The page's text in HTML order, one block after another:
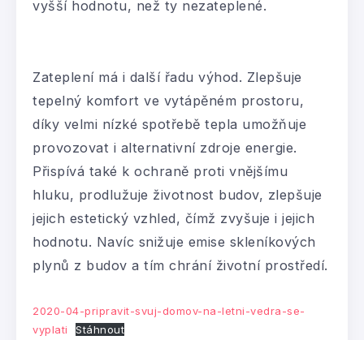
vyšší hodnotu, než ty nezateplené.
Zateplení má i další řadu výhod. Zlepšuje
tepelný komfort ve vytápěném prostoru,
díky velmi nízké spotřebě tepla umožňuje
provozovat i alternativní zdroje energie.
Přispívá také k ochraně proti vnějšímu
hluku, prodlužuje životnost budov, zlepšuje
jejich estetický vzhled, čímž zvyšuje i jejich
hodnotu. Navíc snižuje emise skleníkových
plynů z budov a tím chrání životní prostředí.
2020-04-pripravit-svuj-domov-na-letni-vedra-se-
vyplati
Stáhnout